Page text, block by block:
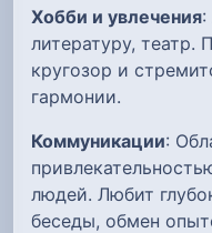
Хобби и увлечения:
литературу, театр.
кругозор и
гармонии.
Коммуникации:
людей. Любит
беседы, обмен